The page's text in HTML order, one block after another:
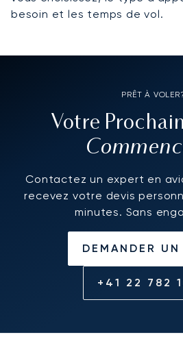
besoin et les temps de vol.
PRÊT À
Votre
Contactez un expert en
recevez votre devis
minutes. Sans
DEMANDER UN
+41 22 782